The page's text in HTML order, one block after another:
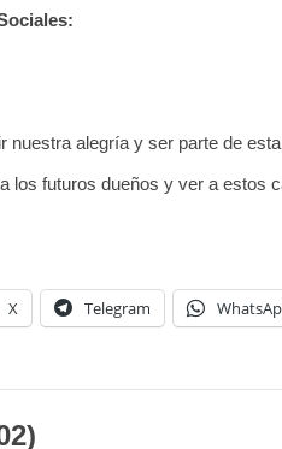
nuestra alegría y ser parte de
los futuros dueños y ver a estos
X Telegram